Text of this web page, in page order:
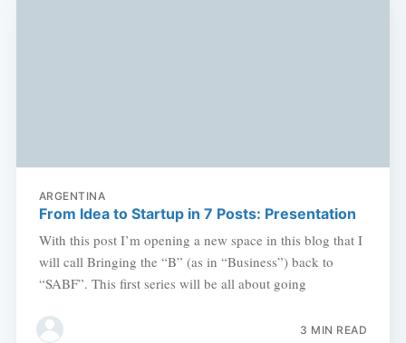
ARGENTINA
From Idea to Startup in 7 Posts: Presentation
With this post I’m opening a new space in this blog that I
will call Bringing the “B” (as in “Business”) back to
“SABF”. This first series will be all about going
3 MIN READ